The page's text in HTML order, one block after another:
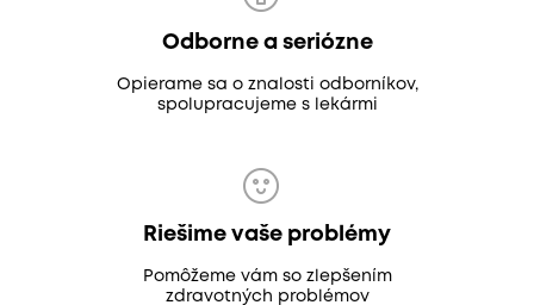
Odborne a seriózne
Opierame sa o znalosti odborníkov,
spolupracujeme s lekármi
Riešime vaše problémy
Pomôžeme vám so zlepšením
zdravotných problémov